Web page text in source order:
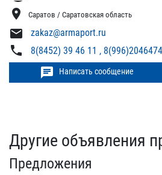
location_on Саратов / Саратовская область
mail zakaz@armaport.ru
phone 8(8452) 39 46 11 , 8(996)2046474
chat Написать сообщение
Другие объявления
Предложения